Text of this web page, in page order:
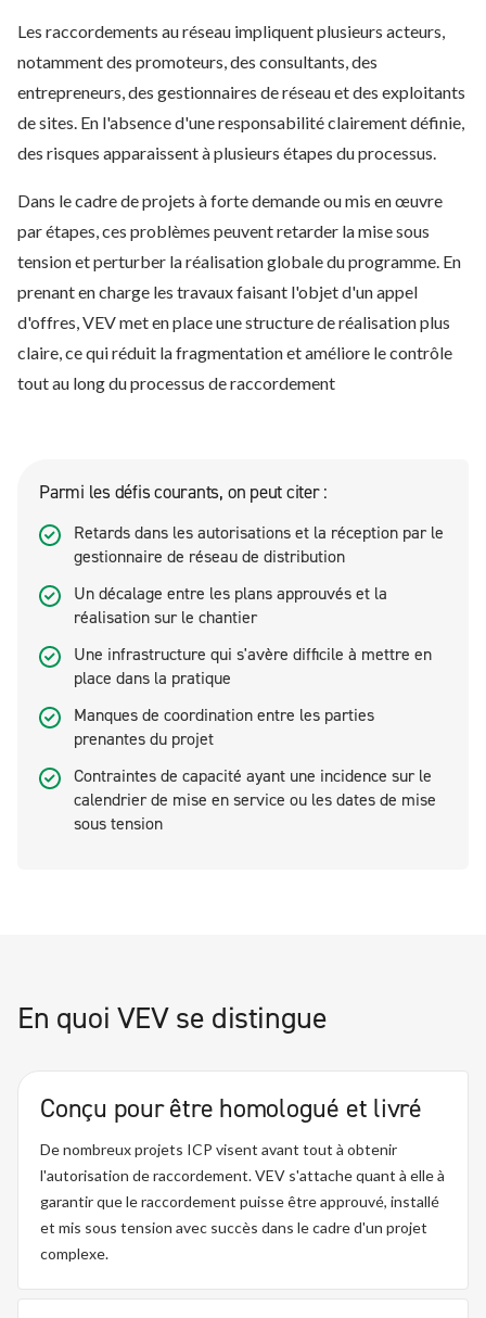
Les raccordements au réseau impliquent plusieurs acteurs,
notamment des promoteurs, des consultants, des
entrepreneurs, des gestionnaires de réseau et des exploitants
de sites. En l'absence d'une responsabilité clairement définie,
des risques apparaissent à plusieurs étapes du processus.
Dans le cadre de projets à forte demande ou mis en œuvre
par étapes, ces problèmes peuvent retarder la mise sous
tension et perturber la réalisation globale du programme. En
prenant en charge les travaux faisant l'objet d'un appel
d'offres, VEV met en place une structure de réalisation plus
claire, ce qui réduit la fragmentation et améliore le contrôle
tout au long du processus de raccordement
Parmi les défis courants, on peut citer :
Retards dans les autorisations et la réception par le
gestionnaire de réseau de distribution
Un décalage entre les plans approuvés et la
réalisation sur le chantier
Une infrastructure qui s'avère difficile à mettre en
place dans la pratique
Manques de coordination entre les parties
prenantes du projet
Contraintes de capacité ayant une incidence sur le
calendrier de mise en service ou les dates de mise
sous tension
En quoi VEV se distingue
Conçu pour être homologué et livré
De nombreux projets ICP visent avant tout à obtenir
l'autorisation de raccordement. VEV s'attache quant à elle à
garantir que le raccordement puisse être approuvé, installé
et mis sous tension avec succès dans le cadre d'un projet
complexe.